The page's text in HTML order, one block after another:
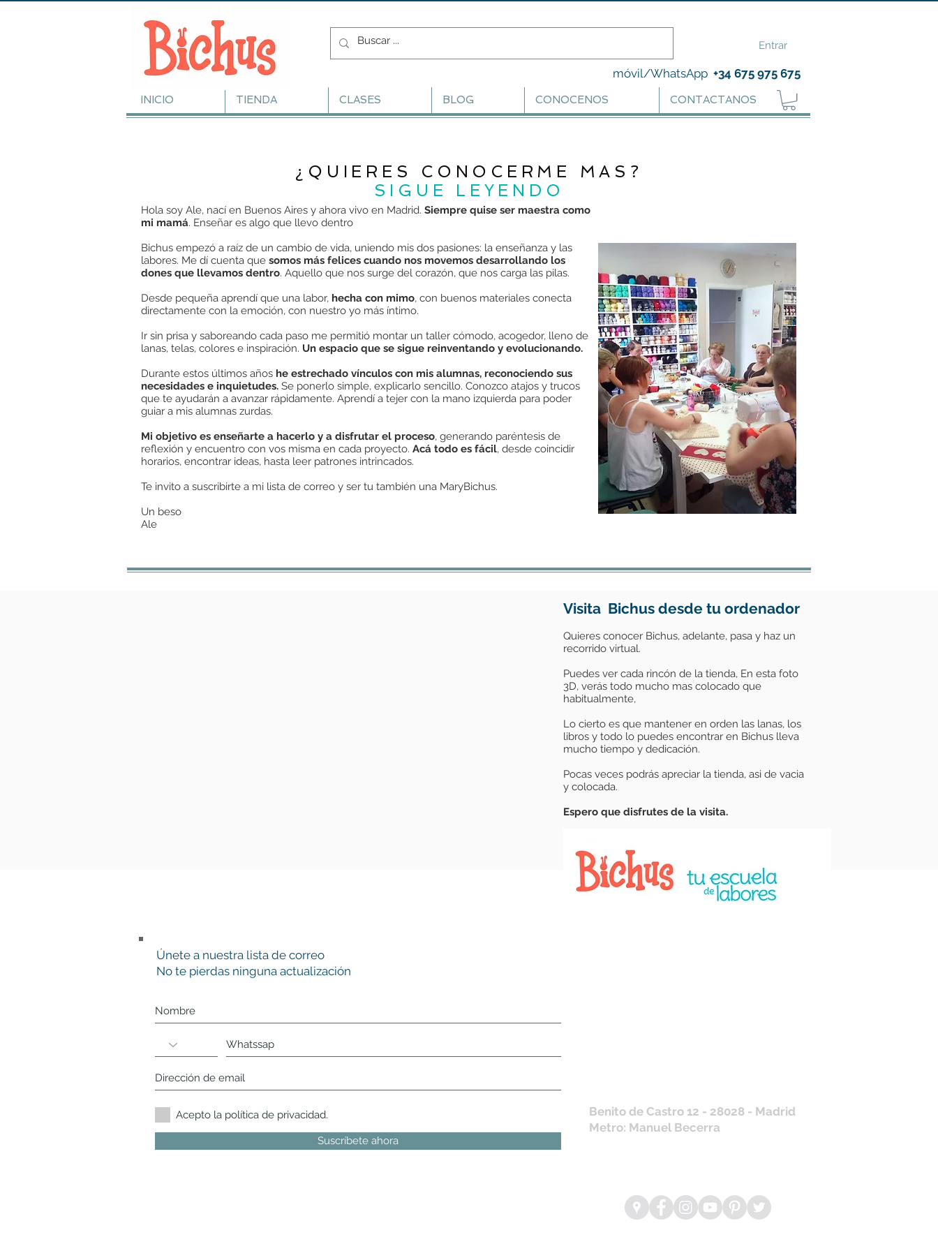
móvil/WhatsApp +34 675 975 675
Entrar
INICIO TIENDA CLASES BLOG CONOCENOS CONTACTANOS
¿QUIERES CONOCERME MAS?
SIGUE LEYENDO
Hola soy Ale, nací en Buenos Aires y ahora vivo en Madrid. Siempre quise ser maestra como
mi mamá. Enseñar es algo que llevo dentro
Bichus empezó a raíz de un cambio de vida, uniendo mis dos pasiones: la enseñanza y las
labores. Me dí cuenta que somos más felices cuando nos movemos desarrollando los
dones que llevamos dentro. Aquello que nos surge del corazón, que nos carga las pilas.
Desde pequeña aprendí que una labor, hecha con mimo, con buenos materiales conecta
directamente con la emoción, con nuestro yo más íntimo.
Ir sin prisa y saboreando cada paso me permitió montar un taller cómodo, acogedor, lleno de
lanas, telas, colores e inspiración. Un espacio que se sigue reinventando y evolucionando.
Durante estos últimos años he estrechado vínculos con mis alumnas, reconociendo sus
necesidades e inquietudes. Se ponerlo simple, explicarlo sencillo. Conozco atajos y trucos
que te ayudarán a avanzar rápidamente. Aprendí a tejer con la mano izquierda para poder
guiar a mis alumnas zurdas.
Mi objetivo es enseñarte a hacerlo y a disfrutar el proceso, generando paréntesis de
reflexión y encuentro con vos misma en cada proyecto. Acá todo es fácil, desde coincidir
horarios, encontrar ideas, hasta leer patrones intrincados.
Te invito a suscribirte a mi lista de correo y ser tu también una MaryBichus.
Un beso
Ale
Visita Bichus desde tu ordenador
Quieres conocer Bichus, adelante, pasa y haz un
recorrido virtual.
Puedes ver cada rincón de la tienda, En esta foto
3D, verás todo mucho mas colocado que
habitualmente,
Lo cierto es que mantener en orden las lanas, los
libros y todo lo puedes encontrar en Bichus lleva
mucho tiempo y dedicación.
Pocas veces podrás apreciar la tienda, asi de vacia
y colocada.
Espero que disfrutes de la visita.
Únete a nuestra lista de correo
No te pierdas ninguna actualización
Acepto la política de privacidad.
Suscríbete ahora
Benito de Castro 12 - 28028 - Madrid
Metro: Manuel Becerra